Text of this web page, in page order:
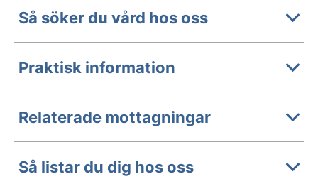
Så söker du vård hos oss
Praktisk information
Relaterade mottagningar
Så listar du dig hos oss